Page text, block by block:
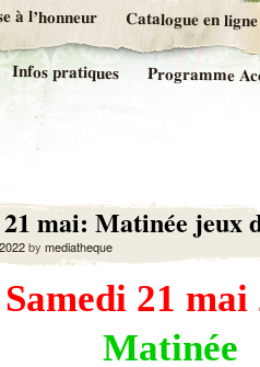
à l’honneur Catalogue en
Infos pratiques Programme
mai: Matinée jeux
by mediatheque
Samedi 21 mai
Matinée